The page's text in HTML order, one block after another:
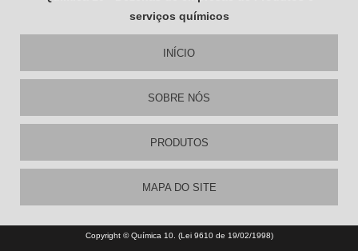
serviços químicos
INÍCIO
SOBRE NÓS
PRODUTOS
MAPA DO SITE
Copyright © Química 10. (Lei 9610 de 19/02/1998)